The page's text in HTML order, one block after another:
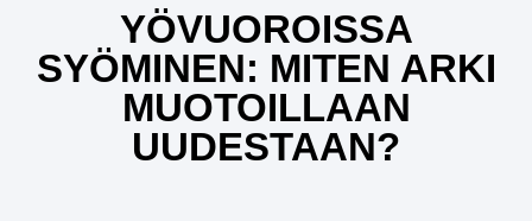
YÖVUOROISSA
SYÖMINEN: MITEN ARKI
MUOTOILLAAN
UUDESTAAN?